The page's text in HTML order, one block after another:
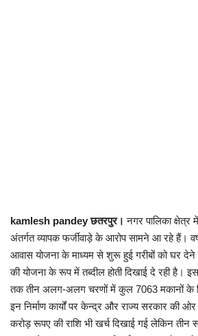
लाइफस्टाइल
कैरियर
पर्यटन
kamlesh pandey छतरपुर। नगर पालिका क्षेत्र
अंतर्गत व्यापक फर्जीवाड़े के आरोप सामने आ रहे हैं।
आवास योजना के माध्यम से शुरू हुई गरीबों को घर
की योजना के रूप में तब्दील होती दिखाई दे रही है।
तक तीन अलग-अलग चरणों में कुल 7063 मकानों के
इन निर्माण कार्यों पर केन्द्र और राज्य सरकार की
करोड़ रूपए की राशि भी खर्च दिखाई गई लेकिन तीन